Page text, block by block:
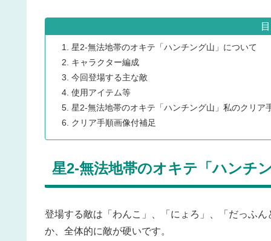
星2-無法地帯のオキテ「ハンチング山」について
キャラクター編成
今回登場する主な敵
使用アイテム等
星2-無法地帯のオキテ「ハンチング山」私のクリア
クリア手順画像付補足
星2-無法地帯のオキテ「ハンチ
登場する敵は「わんこ」、「にょろ」、「だっふ
か、全体的に敵が硬いです。